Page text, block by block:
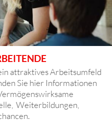
attraktives Arbeitsumfeld
Sie hier Informationen
Weiterbildungen,